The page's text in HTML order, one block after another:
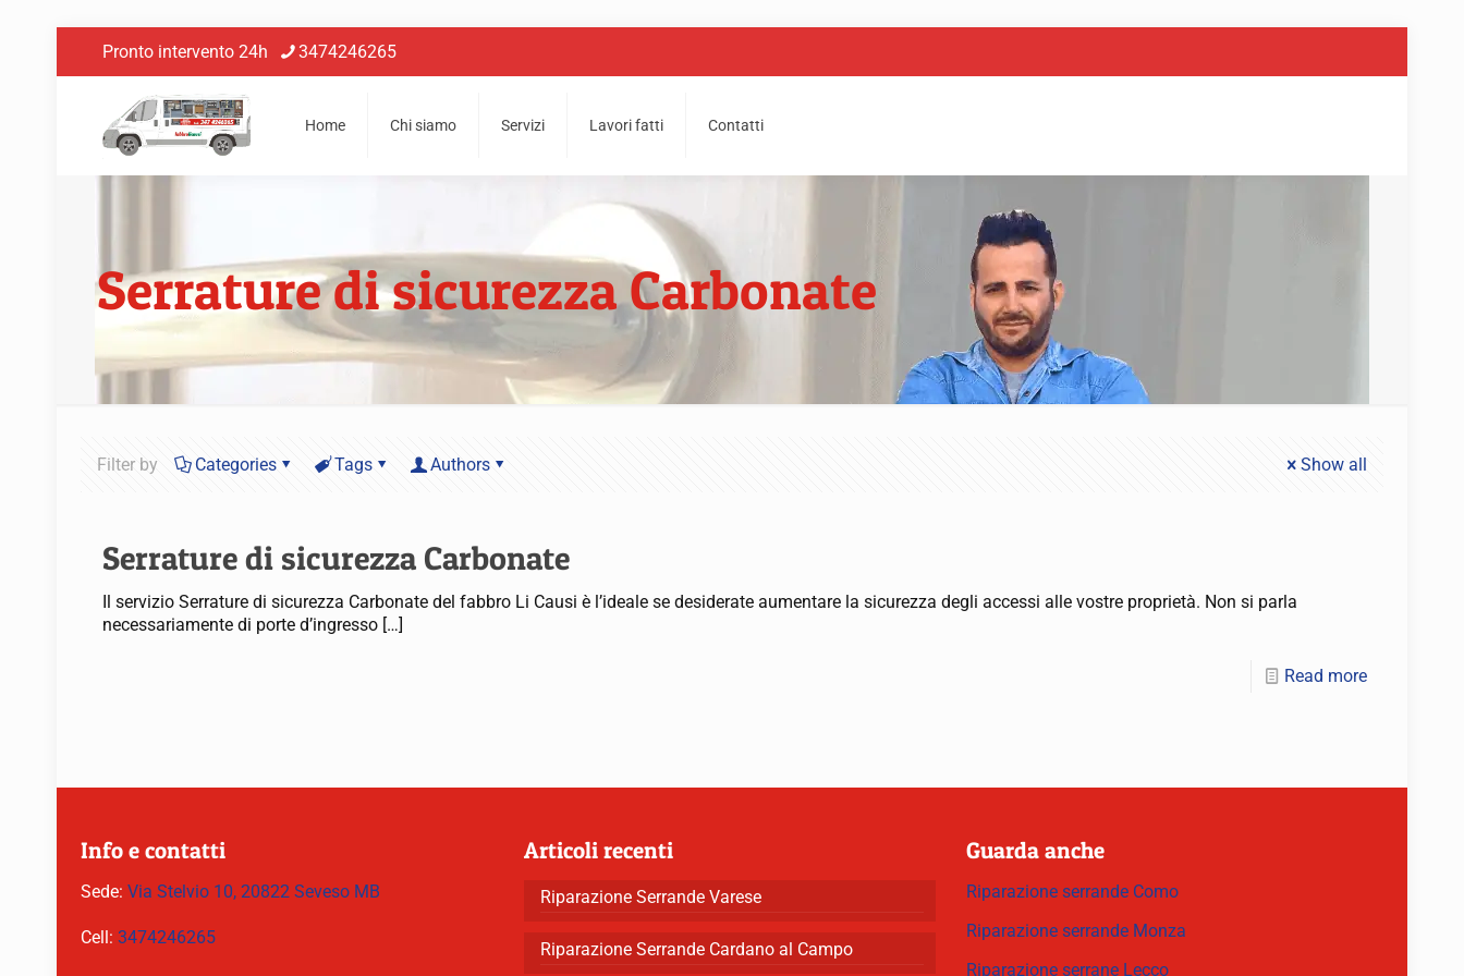
Pronto intervento 24h 3474246265
Home Chi siamo Servizi Lavori fatti Contatti
Serrature di sicurezza Carbonate
Filter by Categories Tags Authors Show all
Serrature di sicurezza Carbonate
Il servizio Serrature di sicurezza Carbonate del fabbro Li Causi è l’ideale se desiderate aumentare la sicurezza degli accessi alle vostre proprietà. Non si parla
necessariamente di porte d’ingresso […]
Read more
Info e contatti
Sede: Via Stelvio 10, 20822 Seveso MB
Cell: 3474246265
Articoli recenti
Riparazione Serrande Varese
Riparazione Serrande Cardano al Campo
Guarda anche
Riparazione serrande Como
Riparazione serrande Monza
Riparazione serrane Lecco